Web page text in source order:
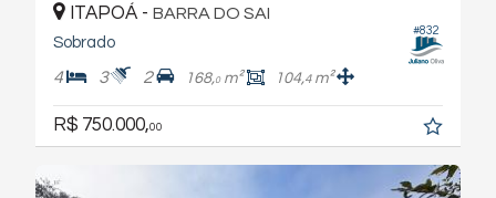
#832
ITAPOÁ - BARRA DO SAI
Sobrado
4 3 2 168,0m² 104,4m²
R$ 750.000,00